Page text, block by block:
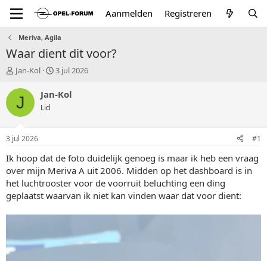
Aanmelden Registreren
Meriva, Agila
Waar dient dit voor?
T
p
a
r
e
r
Jan-Kol
S
a
u
m
3 jul 2026
J Jan-Kol
Lid
3 jul 2026 #1
Ik hoop dat de foto duidelijk genoeg is maar ik heb een vraag
over mijn Meriva A uit 2006. Midden op het dashboard is in
het luchtrooster voor de voorruit beluchting een ding
geplaatst waarvan ik niet kan vinden waar dat voor dient: